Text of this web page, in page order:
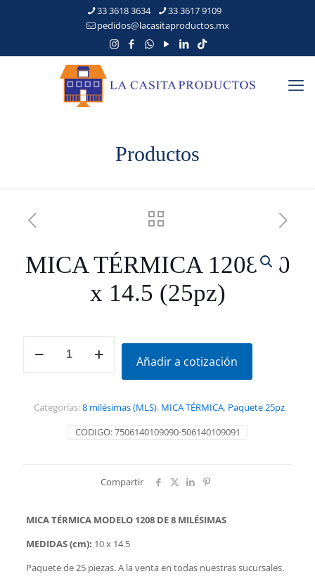
33 3618 3634
33 3617 9109
pedidos@lacasitaproductos.mx
Productos
MICA TÉRMICA 1208 10
x 14.5 (25pz)
TÉRMICA
14.5
Añadir a cotización
CODIGO:7506140109090-506140109091
Categorías:8 milésimas (MLS), MICA TÉRMICA, Paquete 25pz
Compartir
MICA TÉRMICA MODELO 1208 DE 8 MILÉSIMAS
MEDIDAS (cm): 10 x 14.5
Paquete de 25 piezas. A la venta en todas nuestras sucursales.